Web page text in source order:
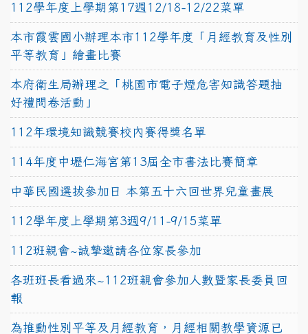
112學年度上學期第17週12/18-12/22菜單
本市霞雲國小辦理本市112學年度「月經教育及性別
平等教育」繪畫比賽
本府衛生局辦理之「桃園市電子煙危害知識答題抽
好禮問卷活動」
112年環境知識競賽校內賽得獎名單
114年度中壢仁海宮第13屆全市書法比賽簡章
中華民國選拔參加日 本第五十六回世界兒童畫展
112學年度上學期第3週9/11-9/15菜單
112班親會~誠摯邀請各位家長參加
各班班長看過來~112班親會參加人數暨家長委員回
報
為推動性別平等及月經教育，月經相關教學資源已